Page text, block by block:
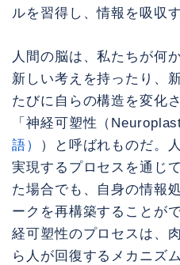
ルを習得し、情報を吸収
人間の脳は、私たちが何
新しい考えを持ったり、
たびに自らの構造を変化
「神経可塑性（
語）
）と呼ばれものだ。
実現するプロセスを通じ
た場合でも、自身の情報
ークを再構築することが
経可塑性のプロセスは、
ら人が回復するメカニズ